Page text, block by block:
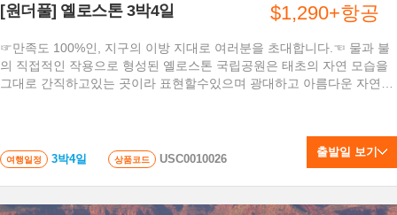
[원더풀] 옐로스톤 3박4일
☞만족도 100%인, 지구의 이방 지대로 여러분을 초대합니다.☜ 물과 불
의 직접적인 작용으로 형성된 옐로스톤 국립공원은 태초의 자연 모습을
그대로 간직하고있는 곳이라 표현할수있으며 광대하고 아름다운 자연을
여행일정 3박4일 상품코드 USC0010026
$1,290+항공
출발일 보기